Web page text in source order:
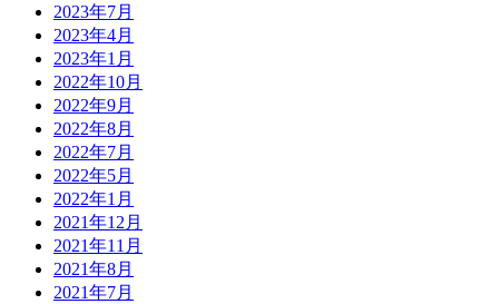
2023年7月
2023年4月
2023年1月
2022年10月
2022年9月
2022年8月
2022年7月
2022年5月
2022年1月
2021年12月
2021年11月
2021年8月
2021年7月